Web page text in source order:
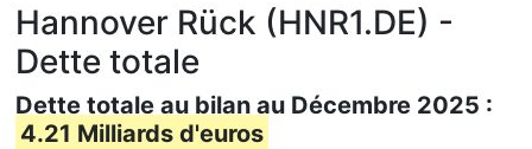
Hannover Rück (HNR1.DE) -
Dette totale
Dette totale au bilan au Décembre 2025 :
4.21 Milliards d'euros